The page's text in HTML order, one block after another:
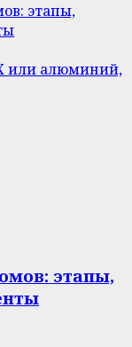
этапы,
или алюминий,
этапы,